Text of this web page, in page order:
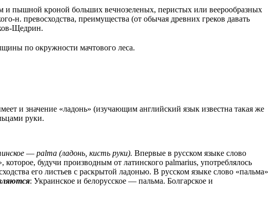
и пышной кроной больших вечнозеленых, перистых или веерообразных
н. превосходства, преимущества (от обычая древних греков давать
Щедрин.
по окружности мачтового леса.
и значение «ладонь» (изучающим английский язык известна такая же
руки.
— palma (ладонь, кисть руки). Впервые в русском языке слово
будучи производным от латинского palmarius, употреблялось
его листьев с раскрытой ладонью. В русском языке слово «пальма»
: Украинское и белорусское — пальма. Болгарское и